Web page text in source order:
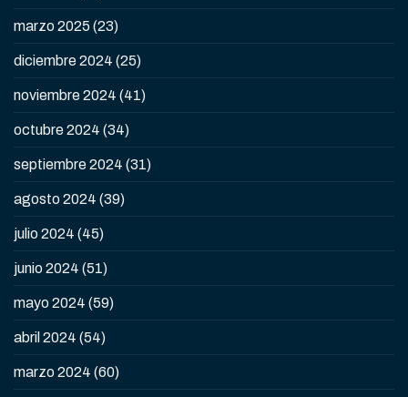
marzo 2025 (23)
diciembre 2024 (25)
noviembre 2024 (41)
octubre 2024 (34)
septiembre 2024 (31)
agosto 2024 (39)
julio 2024 (45)
junio 2024 (51)
mayo 2024 (59)
abril 2024 (54)
marzo 2024 (60)